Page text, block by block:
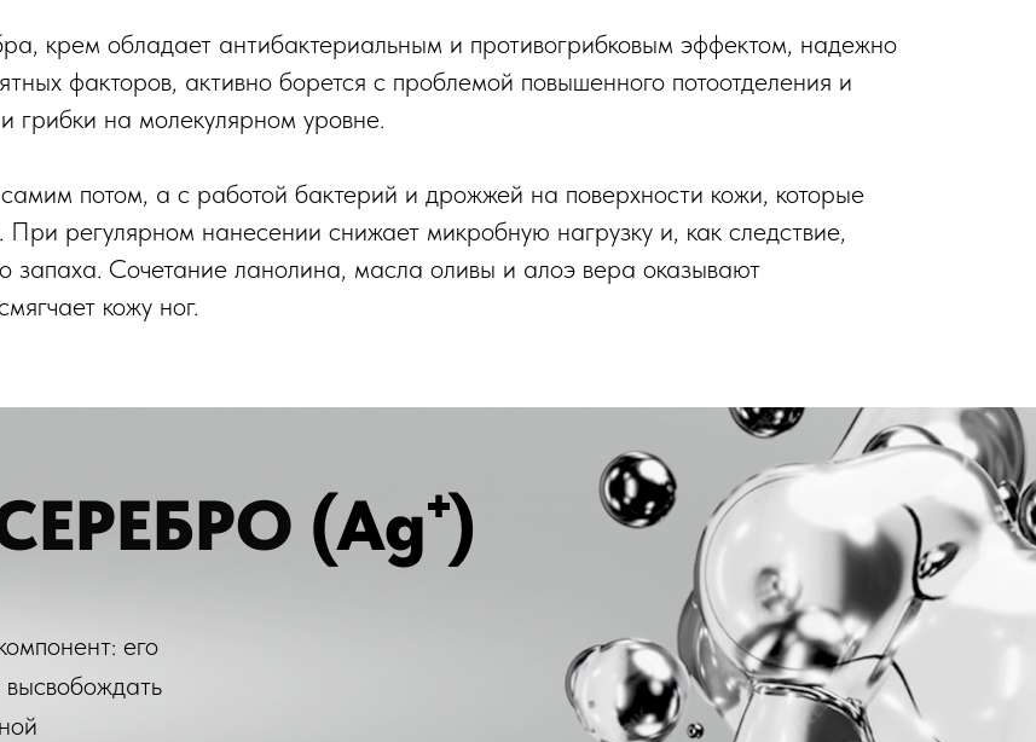
крем обладает антибактериальным и противогрибковым эффектом, надежно
факторов, активно борется с проблемой повышенного потоотделения и
грибки на молекулярном уровне.
потом, а с работой бактерий и дрожжей на поверхности кожи, которые
регулярном нанесении снижает микробную нагрузку и, как следствие,
запаха. Сочетание ланолина, масла оливы и алоэ вера оказывают
кожу ног.
(Ag⁺)
его